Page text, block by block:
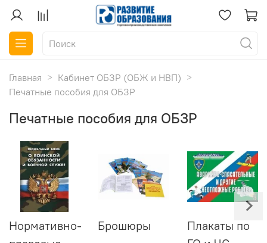
Главная
Кабинет ОБЗР (ОБЖ и НВП)
Печатные пособия для ОБЗР
Печатные пособия для ОБЗР
Нормативно-
Брошюры
Плакаты по